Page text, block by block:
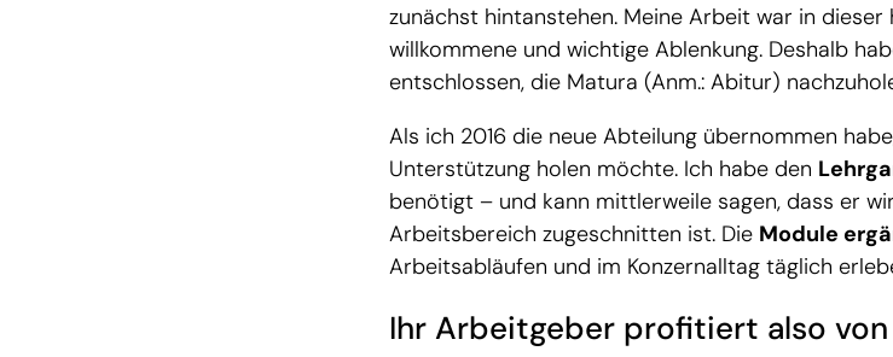
zunächst hintanstehen. Meine Arbeit war in
willkommene und wichtige Ablenkung. Deshalb
entschlossen, die Matura (Anm.: Abitur)
Als ich 2016 die neue Abteilung übernommen
Unterstützung holen möchte. Ich habe den
benötigt – und kann mittlerweile sagen, dass er
Arbeitsbereich zugeschnitten ist. Die Module
Arbeitsabläufen und im Konzernalltag täglich
Ihr Arbeitgeber profitiert also